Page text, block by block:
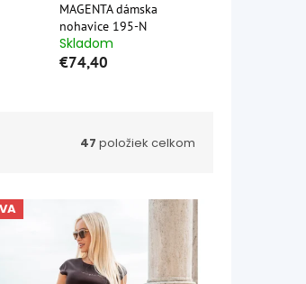
MAGENTA dámska
nohavice 195-N
Skladom
€74,40
47 položiek celkom